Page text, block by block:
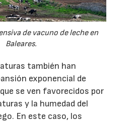
de vacuno de leche en
Baleares.
también han
exponencial de
se ven favorecidos por
y la humedad del
En este caso, los